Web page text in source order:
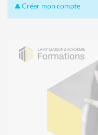
Créer mon compte